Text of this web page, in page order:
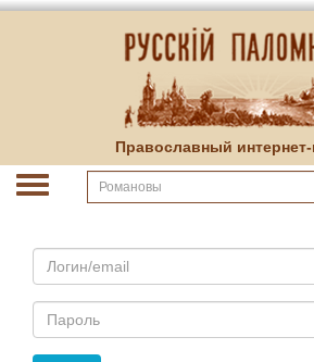
Православный интернет-
Email
Пароль